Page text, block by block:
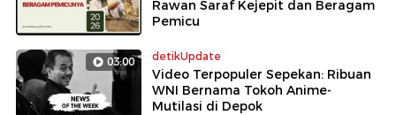
Rawan Saraf Kejepit dan Beragam
Pemicu
03:00 detikUpdate
Video Terpopuler Sepekan: Ribuan
WNI Bernama Tokoh Anime-
Mutilasi di Depok